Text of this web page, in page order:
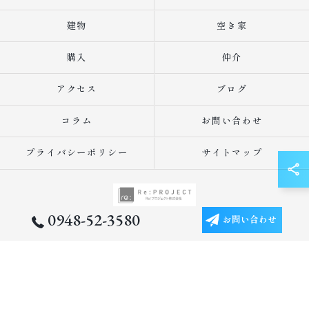
0948-52-3580 お問い合わせ
建物 空き家
購入 仲介
アクセス ブログ
コラム お問い合わせ
プライバシーポリシー サイトマップ
© 2026 福岡の不動産売却ならReプロジェクト株式会社 ALL RIGHTS RESERVED.